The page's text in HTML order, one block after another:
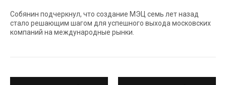
Собянин подчеркнул, что создание МЭЦ семь лет назад
стало решающим шагом для успешного выхода московских
компаний на международные рынки.